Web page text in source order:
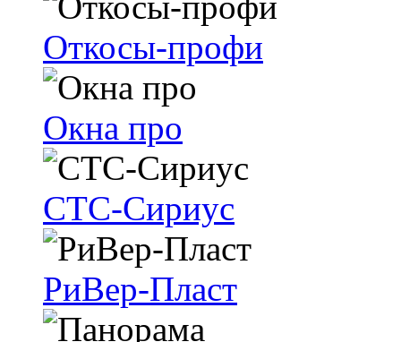
Откосы-профи
Окна про
СТС-Сириус
РиВер-Пласт